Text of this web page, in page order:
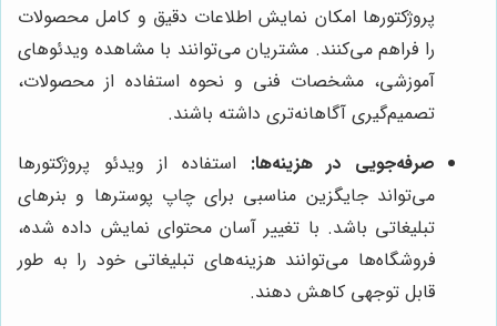
پروژکتورها امکان نمایش اطلاعات دقیق و کامل محصولات
را فراهم می‌کنند. مشتریان می‌توانند با مشاهده ویدئوهای
آموزشی، مشخصات فنی و نحوه استفاده از محصولات،
تصمیم‌گیری آگاهانه‌تری داشته باشند.
صرفه‌جویی در هزینه‌ها: استفاده از ویدئو پروژکتورها
می‌تواند جایگزین مناسبی برای چاپ پوسترها و بنرهای
تبلیغاتی باشد. با تغییر آسان محتوای نمایش داده شده،
فروشگاه‌ها می‌توانند هزینه‌های تبلیغاتی خود را به طور
قابل توجهی کاهش دهند.